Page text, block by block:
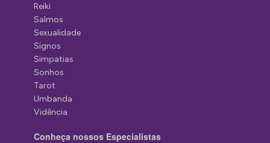
Reiki
Salmos
Sexualidade
Signos
Simpatias
Sonhos
Tarot
Umbanda
Vidência
Conheça nossos Especialistas